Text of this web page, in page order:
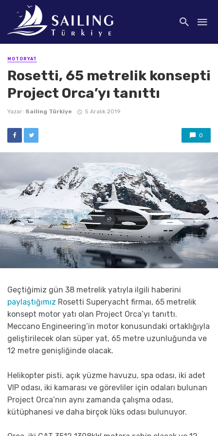
MOTORYAT
Rosetti, 65 metrelik konsepti
Project Orca’yı tanıttı
Yazar: Sailing Türkiye 5 Aralık 2019
0
Geçtiğimiz gün 38 metrelik yatıyla ilgili haberini
paylaştığımız Rosetti Superyacht firmaı, 65 metrelik
konsept motor yatı olan Project Orca’yı tanıttı.
Meccano Engineering’in motor konusundaki ortaklığıyla
geliştirilecek olan süper yat, 65 metre uzunluğunda ve
12 metre genişliğinde olacak.
Helikopter pisti, açık yüzme havuzu, spa odası, iki adet
VIP odası, iki kamarası ve görevliler için odaları bulunan
Project Orca’nın aynı zamanda çalışma odası,
kütüphanesi ve daha birçok lüks odası bulunuyor.